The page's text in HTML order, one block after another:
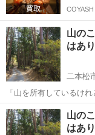
COYASH
山の
はあ
二本松
「山を所有しているけ
らない。。。」 「自分
考えているけれど、相談先が分から
がございましたら、ご
福島 二本松市
山の
はあ